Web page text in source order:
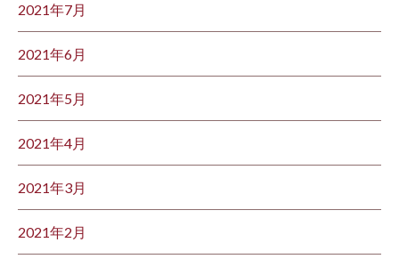
2021年7月
2021年6月
2021年5月
2021年4月
2021年3月
2021年2月